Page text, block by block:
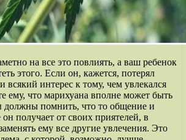
на все это повлиять, а ваш ребенок
этого. Если он, кажется, потерял
интерес к тому, чем увлекался
ему, что марихуана вполне может быть
должны помнить, что то общение и
получает от своих приятелей, в
ему все другие увлечения. Это